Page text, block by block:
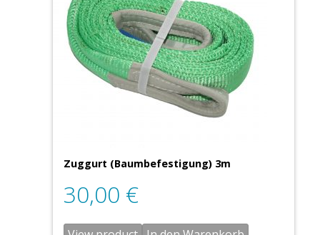
Zuggurt (Baumbefestigung) 3m
30,00 €